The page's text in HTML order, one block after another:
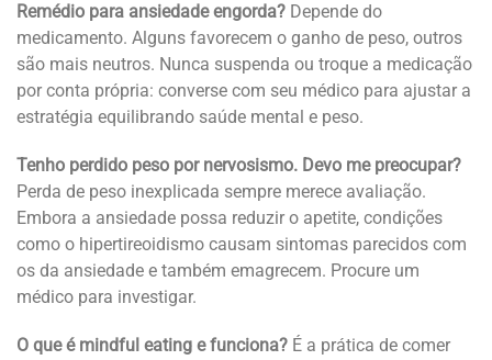
Remédio para ansiedade engorda? Depende do
medicamento. Alguns favorecem o ganho de peso, outros
são mais neutros. Nunca suspenda ou troque a medicação
por conta própria: converse com seu médico para ajustar a
estratégia equilibrando saúde mental e peso.
Tenho perdido peso por nervosismo. Devo me preocupar?
Perda de peso inexplicada sempre merece avaliação.
Embora a ansiedade possa reduzir o apetite, condições
como o hipertireoidismo causam sintomas parecidos com
os da ansiedade e também emagrecem. Procure um
médico para investigar.
O que é mindful eating e funciona? É a prática de comer